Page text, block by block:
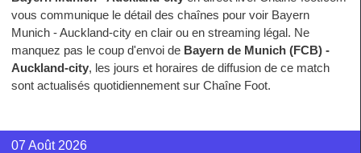
vous communique le détail des chaînes pour voir Bayern
Munich - Auckland-city en clair ou en streaming légal. Ne
manquez pas le coup d'envoi de Bayern de Munich (FCB) -
Auckland-city, les jours et horaires de diffusion de ce match
sont actualisés quotidiennement sur Chaîne Foot.
07 Août 2026